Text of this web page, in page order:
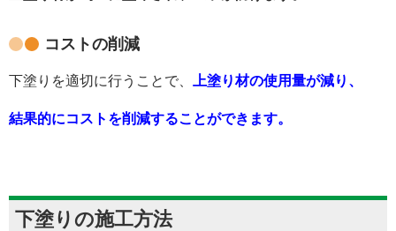
コストの削減
下塗りを適切に行うことで、 上塗り材の使用量が減り、
結果的にコストを削減することができます。
下塗りの施工方法